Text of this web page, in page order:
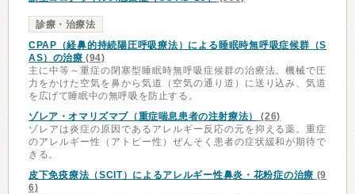
診療・治療法
CPAP（経鼻的持続陽圧呼吸療法）による睡眠時無呼吸症候群（S
AS）の治療 (94)
主に中等～重症の閉塞型睡眠時無呼吸症候群の治療法。機械で圧
力をかけた空気を鼻から気道（空気の通り道）に送り込み、気道
を広げて睡眠中の無呼吸を防止する。
ゾレア・オマリズマブ（重症喘息患者の注射療法）
(26)
ゾレアは炎症の原因であるアレルギー反応の元を抑える薬。重症
のアレルギー性（アトピー性）ぜんそく患者の症状緩和が期待で
きる。
皮下免疫療法（SCIT）によるアレルギー性鼻炎・花粉症の治療 (9
6)